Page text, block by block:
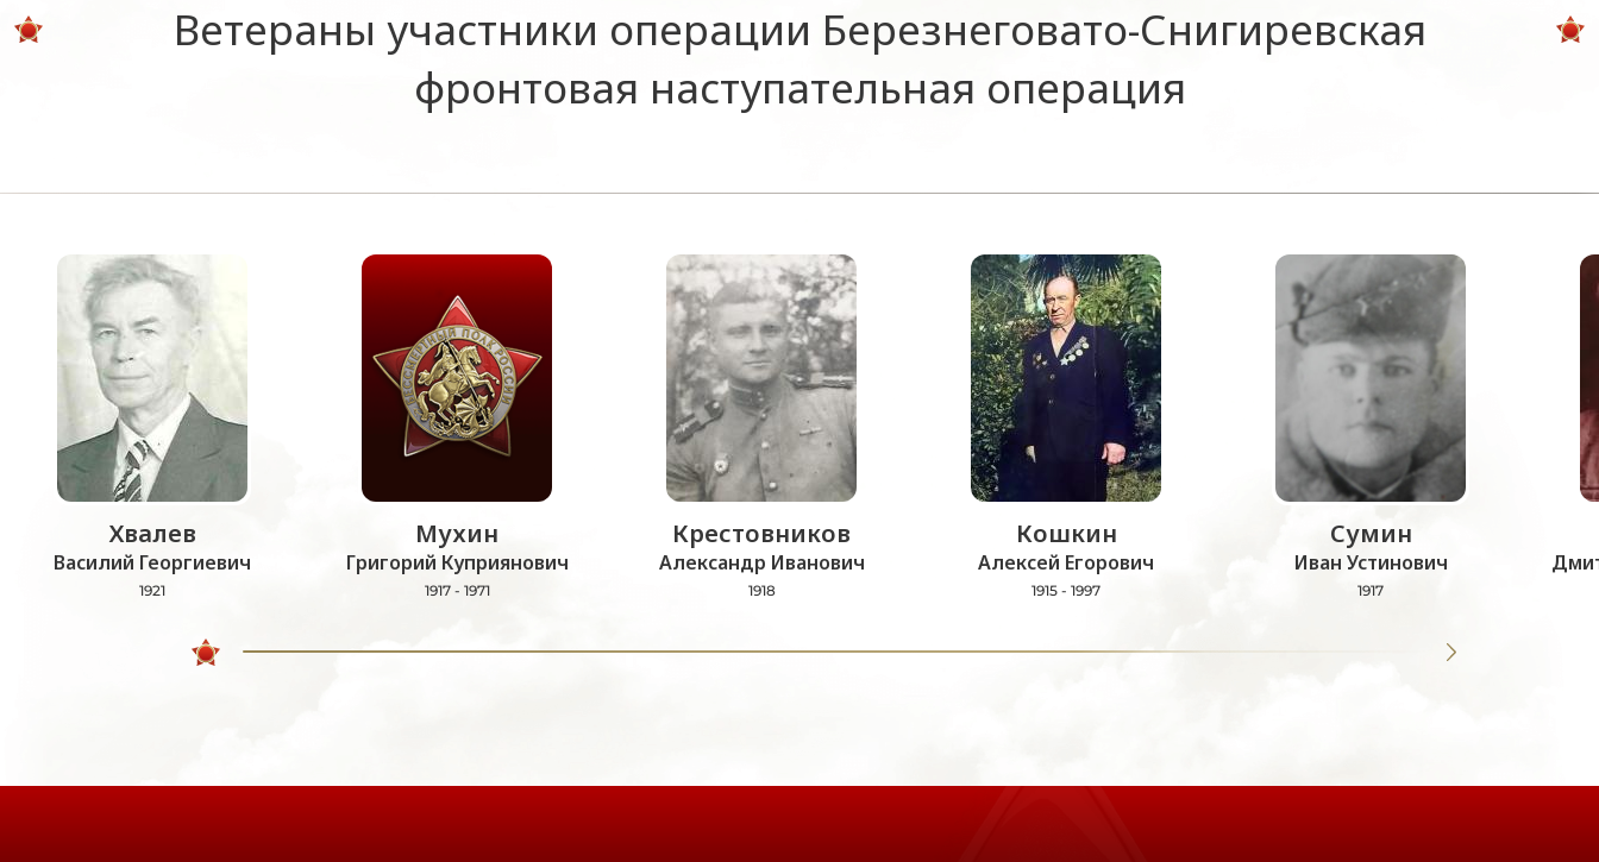
Ветераны участники операции Березнеговато-Снигиревская
фронтовая наступательная операция
Хвалев
Василий Георгиевич
1921
Мухин
Григорий Куприянович
1917 - 1971
Крестовников
Александр Иванович
1918
Кошкин
Алексей Егорович
1915 - 1997
Сумин
Иван Устинович
1917